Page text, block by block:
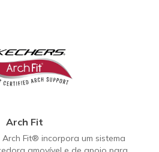
Arch Fit
Fit® incorpora um sistema